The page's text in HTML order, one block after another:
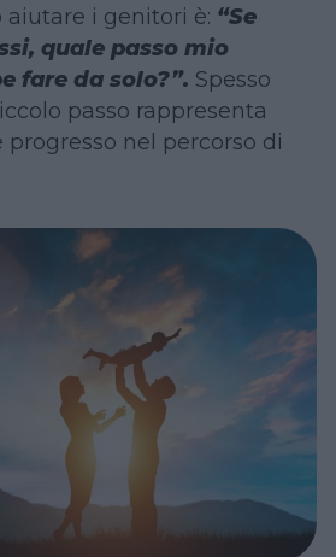
aiutare i genitori è: “Se
quale passo mio
fare da solo?”. Spesso
passo rappresenta
nel percorso di